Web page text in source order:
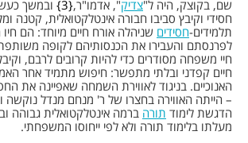
שם, בקוצק, היה ל"צדיק", אדמו"ר, 3 ובמשך
חסידי וקיבץ סביבו חבורה אינטלקטואלית, קטנה
תלמידים-חסידים שניהלה אורח חיים מיוחד: הם חיו
לפרנסתם והעבירו את הכנסותיהם לקופה
חיי משפחה מסודרים כדי להיות קרובים לרבם,
חיים קפדני ובלתי מתפשר: חיפוש מתמיד אחר
האנוכיים. בניגוד לאווירת השמחה שאפיינה את
– הייתה האווירה בחצרו של ר' מנחם מנדל נוקשה
הדגשת לימוד תורה ברמה אינטלקטואלית גבוהה
מעלתו בלימוד תורה ולא לפי ייחוסו המשפחתי.